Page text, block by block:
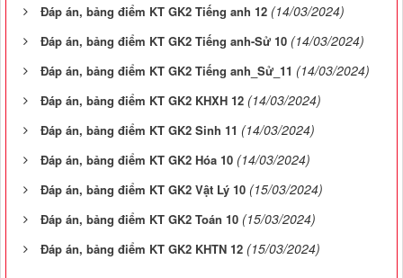
Đáp án, bảng điểm KT GK2 Tiếng anh 12 (14/03/2024)
Đáp án, bảng điểm KT GK2 Tiếng anh-Sử 10 (14/03/2024)
Đáp án, bảng điểm KT GK2 Tiếng anh_Sử_11 (14/03/2024)
Đáp án, bảng điểm KT GK2 KHXH 12 (14/03/2024)
Đáp án, bảng điểm KT GK2 Sinh 11 (14/03/2024)
Đáp án, bảng điểm KT GK2 Hóa 10 (14/03/2024)
Đáp án, bảng điểm KT GK2 Vật Lý 10 (15/03/2024)
Đáp án, bảng điểm KT GK2 Toán 10 (15/03/2024)
Đáp án, bảng điểm KT GK2 KHTN 12 (15/03/2024)